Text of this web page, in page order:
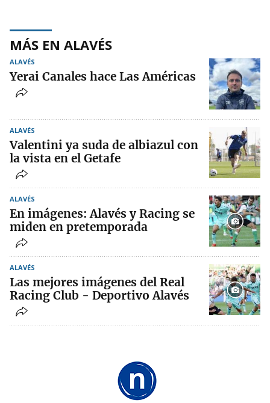
MÁS EN ALAVÉS
ALAVÉS
Yerai Canales hace Las Américas
ALAVÉS
Valentini ya suda de albiazul con
la vista en el Getafe
ALAVÉS
En imágenes: Alavés y Racing se
miden en pretemporada
ALAVÉS
Las mejores imágenes del Real
Racing Club - Deportivo Alavés